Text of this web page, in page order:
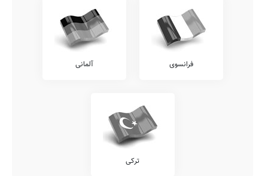
فرانسوی آلمانی
ترکی